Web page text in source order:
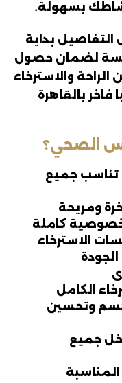
بسهولة.
التفاصيل بداية
لضمان حصول
والاسترخاء
بالقاهرة
الصحي؟
تناسب جميع
كاملة
الاسترخاء
الكامل
وتحسين
جميع
المناسبة